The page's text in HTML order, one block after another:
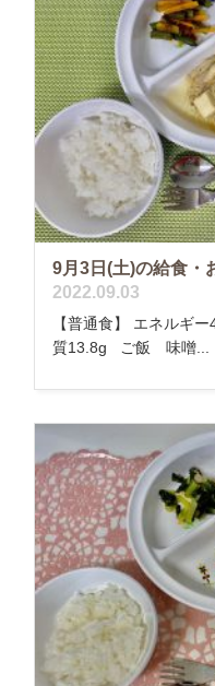
9月3日(土)の給食・
2022.09.03
【普通食】 エネルギ
質13.8g ご飯 味噌...